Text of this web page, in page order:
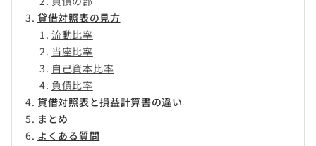
貸借対照表の見方
流動比率
当座比率
自己資本比率
負債比率
貸借対照表と損益計算書の違い
まとめ
よくある質問